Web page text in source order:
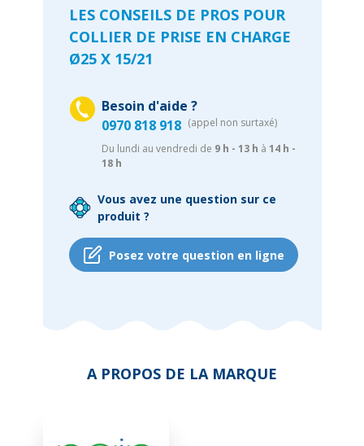
LES CONSEILS DE PROS POUR
COLLIER DE PRISE EN CHARGE
Ø25 X 15/21
Besoin d'aide ?
0970 818 918 (appel non surtaxé)
Du lundi au vendredi de 9 h - 13 h à 14 h -
18 h
Vous avez une question sur ce
produit ?
Posez votre question en ligne
A PROPOS DE LA MARQUE